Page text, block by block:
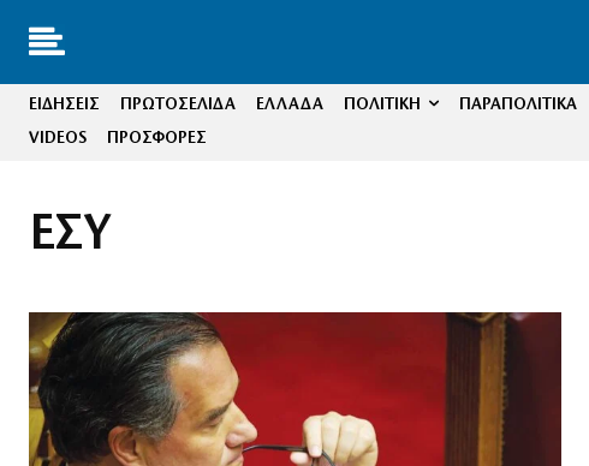
ΕΙΔΗΣΕΙΣ ΠΡΩΤΟΣΕΛΙΔΑ ΕΛΛΑΔΑ ΠΟΛΙΤΙΚΗ ΠΑΡΑΠΟΛΙΤΙΚΑ
VIDEOS
ΠΡΟΣΦΟΡΕΣ
ΕΣΥ